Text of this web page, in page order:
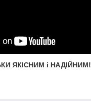
ЯКІСНИМ і НАДІЙНИМ!